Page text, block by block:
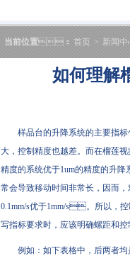
当前位置： 首页 > 新闻中
如何理解
样品台的升降系统的主要指标
大，控制精度也越差。而在榴莲
精度的系统优于1um的精度的升降
常会导致移动时间非常长，因而
0.1mm/s优于1mm/s。所以，
写指标要求时，应该明确螺距和
例如：如下表格中，后两